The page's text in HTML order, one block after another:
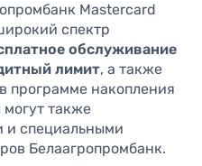
Mastercard
спектр
обслуживание
лимит, а также
программе накопления
также
и специальными
Белаагропромбанк.